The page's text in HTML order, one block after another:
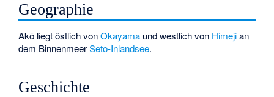
Geographie
Akō liegt östlich vonOkayama und westlich von Himejian
dem BinnenmeerSeto-Inlandsee.
Geschichte